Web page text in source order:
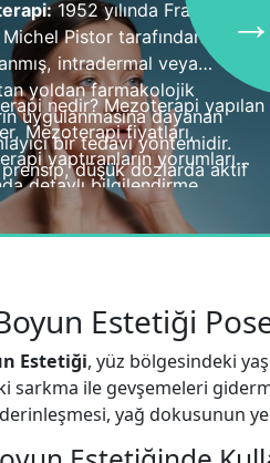
→
1952 yılında Fransız
Pistor tarafından
intradermal veya
yoldan farmakolojik
uygulanmasına dayanan
bir tedavi yöntemidir.
prensip, düşük dozlarda aktif
doğrudan hedef dokuya
sistemik yan etkilerin
nedir? Mezoterapi yapılan
Mezoterapi fiyatları,
yaptıranların yorumları
detaylı bilgilendirme
Estetiği
Estetiği, yüz bölgesindeki
sarkma ile gevşemeleri
yağ dokusunun